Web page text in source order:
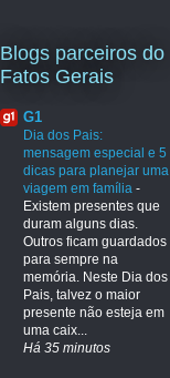
Blogs parceiros do
Fatos Gerais
G1
Dia dos Pais:
mensagem especial e 5
dicas para planejar uma
viagem em família -
Existem presentes que
duram alguns dias.
Outros ficam guardados
para sempre na
memória. Neste Dia dos
Pais, talvez o maior
presente não esteja em
uma caix...
Há 35 minutos